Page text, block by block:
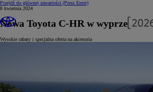
Przejdź do głównej zawartości (Press Enter)
8 kwietnia 2024
Nowa Toyota C-HR w wyprzedaży
Wysokie rabaty i specjalna oferta na akcesoria